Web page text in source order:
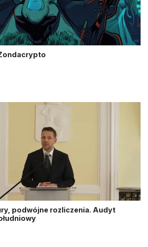
podwójne rozliczenia. Audyt